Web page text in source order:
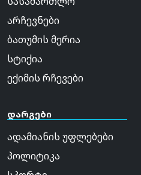
არჩევნები
ბათუმის მერია
სტიქია
ექიმის რჩევები
დარგები
ადამიანის უფლებები
პოლიტიკა